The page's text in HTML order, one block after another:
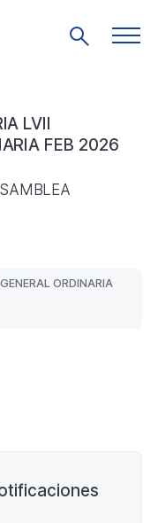
Mostrar
LVII
FEB 2026
ORDINARIA